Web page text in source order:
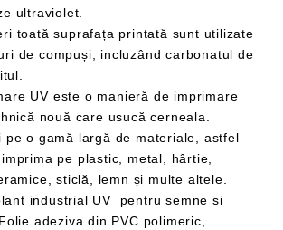
ultraviolet.
de
UV este o manieră de imprimare
nouă care usucă cerneala.
carton, plăci ceramice, sticlă, lemn și multe altele.
din PVC polimeric,